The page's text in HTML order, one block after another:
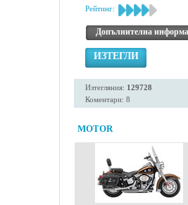
Рейтинг:
Допълнителна
ИЗТЕГЛИ
Изтегляния: 129728
Коментари: 8
MOTOR